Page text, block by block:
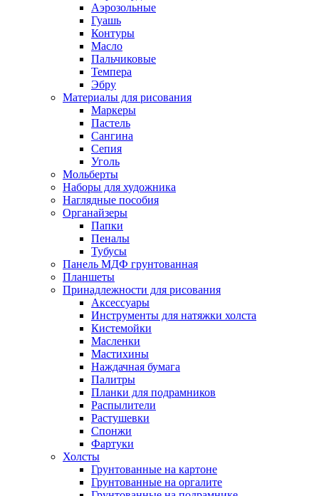
Аэрозольные
Гуашь
Контуры
Масло
Пальчиковые
Темпера
Эбру
Материалы для рисования
Маркеры
Пастель
Сангина
Сепия
Уголь
Мольберты
Наборы для художника
Наглядные пособия
Органайзеры
Папки
Пеналы
Тубусы
Панель МДФ грунтованная
Планшеты
Принадлежности для рисования
Аксессуары
Инструменты для натяжки холста
Кистемойки
Масленки
Мастихины
Наждачная бумага
Палитры
Планки для подрамников
Распылители
Растушевки
Спонжи
Фартуки
Холсты
Грунтованные на картоне
Грунтованные на оргалите